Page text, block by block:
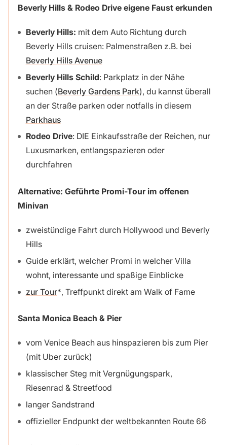
Beverly Hills & Rodeo Drive eigene Faust erkunden
Beverly Hills: mit dem Auto Richtung durch
Beverly Hills cruisen: Palmenstraßen z.B. bei
Beverly Hills Avenue
Beverly Hills Schild: Parkplatz in der Nähe
suchen (Beverly Gardens Park), du kannst überall
an der Straße parken oder notfalls in diesem
Parkhaus
Rodeo Drive: DIE Einkaufsstraße der Reichen, nur
Luxusmarken, entlangspazieren oder
durchfahren
Alternative: Geführte Promi-Tour im offenen
Minivan
zweistündige Fahrt durch Hollywood und Beverly
Hills
Guide erklärt, welcher Promi in welcher Villa
wohnt, interessante und spaßige Einblicke
zur Tour , Treffpunkt direkt am Walk of Fame
Santa Monica Beach & Pier
vom Venice Beach aus hinspazieren bis zum Pier
(mit Uber zurück)
klassischer Steg mit Vergnügungspark,
Riesenrad & Streetfood
langer Sandstrand
offizieller Endpunkt der weltbekannten Route 66